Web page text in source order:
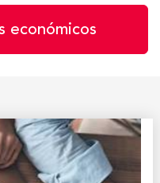
económicos